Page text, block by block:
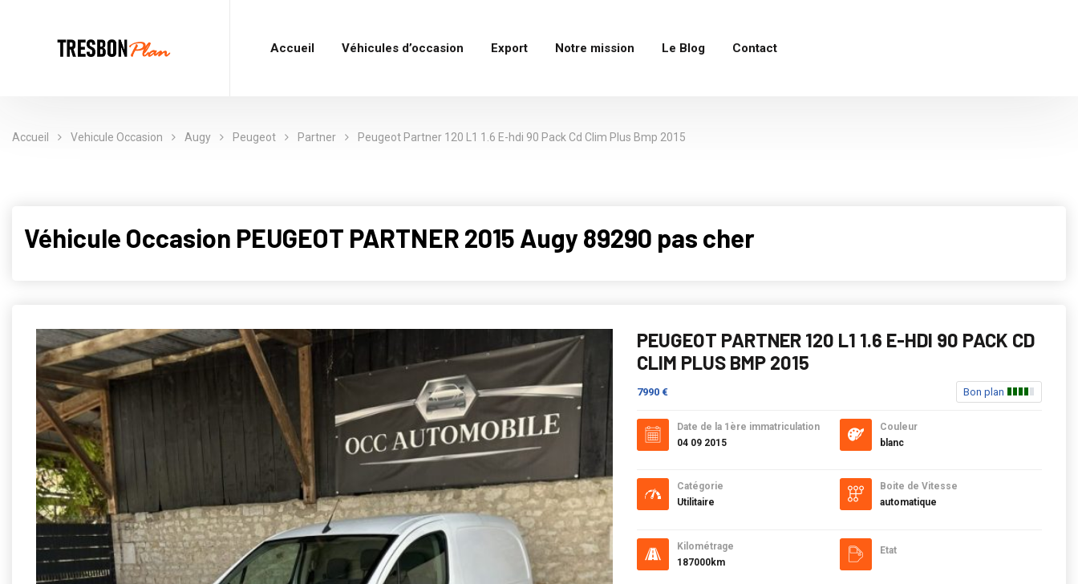
Accueil Véhicules d’occasion Export Notre mission Le Blog Contact
Accueil Vehicule Occasion Augy Peugeot Partner Peugeot Partner 120 L1 1.6 E-hdi 90 Pack Cd Clim Plus Bmp 2015
Véhicule Occasion PEUGEOT PARTNER 2015 Augy 89290 pas cher
PEUGEOT PARTNER 120 L1 1.6 E-HDI 90 PACK CD
CLIM PLUS BMP 2015
7990 € Bon plan
Date de la 1ère immatriculation
04 09 2015
Catégorie
Utilitaire
Kilométrage
187000km
Couleur
blanc
Boite de Vitesse
automatique
Etat